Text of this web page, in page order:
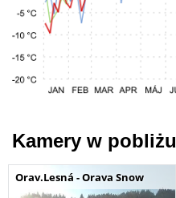
Kamery w pobliżu
Orav.Lesná - Orava Snow